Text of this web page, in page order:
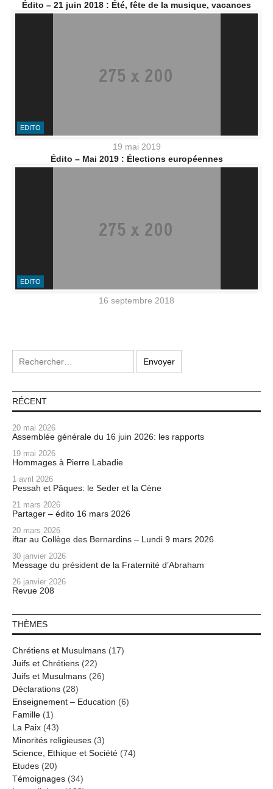
Édito – 21 juin 2018 : Été, fête de la musique, vacances
EDITO
19 mai 2019
Édito – Mai 2019 : Élections européennes
EDITO
16 septembre 2018
RÉCENT
20 mai 2026
Assemblée générale du 16 juin 2026: les rapports
19 mai 2026
Hommages à Pierre Labadie
1 avril 2026
Pessah et Pâques: le Seder et la Cène
21 mars 2026
Partager – édito 16 mars 2026
20 mars 2026
iftar au Collège des Bernardins – Lundi 9 mars 2026
30 janvier 2026
Message du président de la Fraternité d’Abraham
26 janvier 2026
Revue 208
THÈMES
Chrétiens et Musulmans (17)
Juifs et Chrétiens (22)
Juifs et Musulmans (26)
Déclarations (28)
Enseignement – Education (6)
Famille (1)
La Paix (43)
Minorités religieuses (3)
Science, Ethique et Société (74)
Etudes (20)
Témoignages (34)